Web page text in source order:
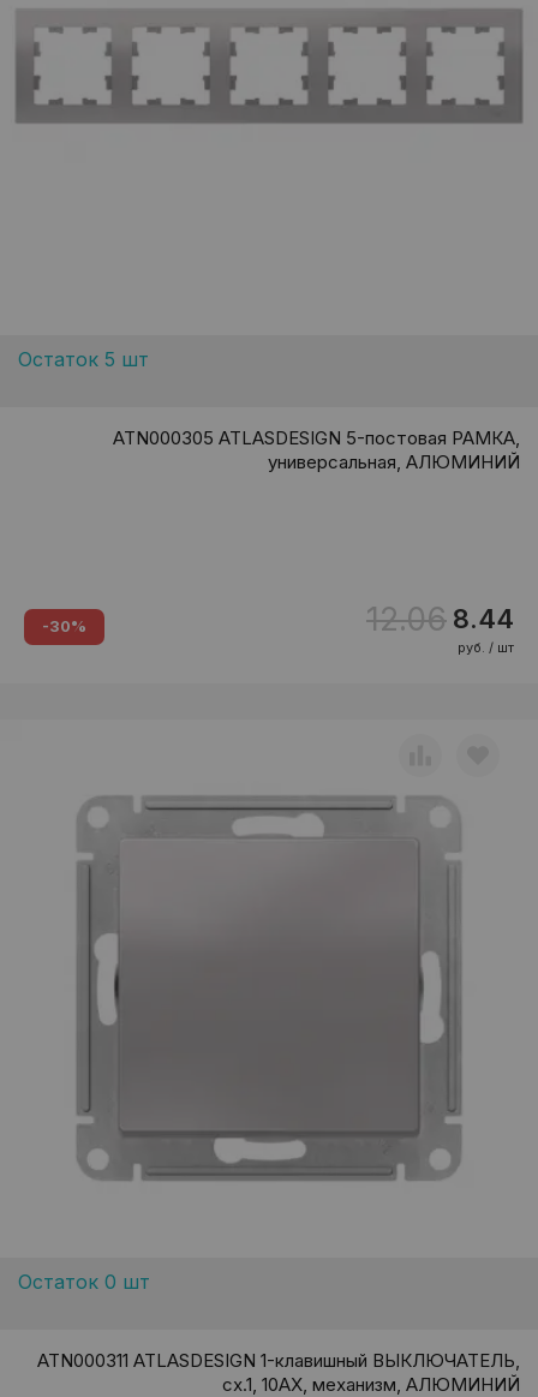
Остаток 5 шт
ATN000305 ATLASDESIGN 5-постовая РАМКА,
универсальная, АЛЮМИНИЙ
-30% 12.06 8.44
руб. / шт
Остаток 0 шт
ATN000311 ATLASDESIGN 1-клавишный ВЫКЛЮЧАТЕЛЬ,
сх.1, 10АХ, механизм, АЛЮМИНИЙ